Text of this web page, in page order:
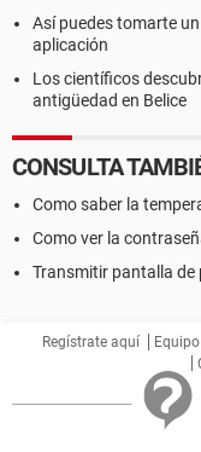
Así puedes tomarte
aplicación
Los científicos
antigüedad en Belice
CONSULTA
Como saber la
Como ver la
Transmitir pantalla de
Regístrate aquí Equipo